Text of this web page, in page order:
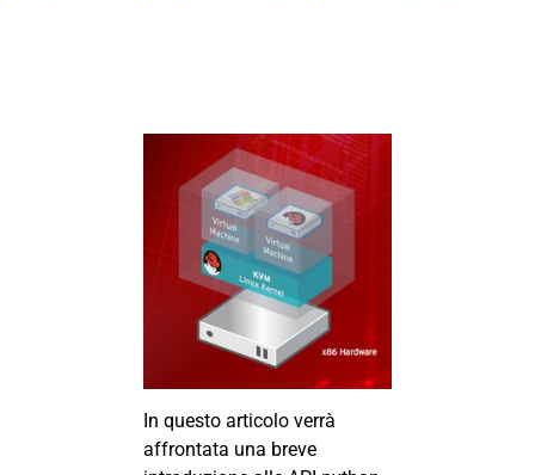
In questo articolo verrà
affrontata una breve